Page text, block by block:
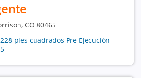
CO 80465
pies cuadrados Pre Ejecución